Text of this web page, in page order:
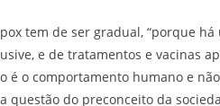
tem de ser gradual, “porque
e de tratamentos e vacinas
é o comportamento humano e
do preconceito da